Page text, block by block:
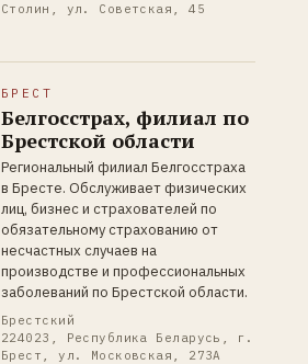
Столин, ул. Советская, 45
БРЕСТ
Белгосстрах, филиал по
Брестской области
Региональный филиал Белгосстраха
в Бресте. Обслуживает физических
лиц, бизнес и страхователей по
обязательному страхованию от
несчастных случаев на
производстве и профессиональных
заболеваний по Брестской области.
Брестский
224023, Республика Беларусь, г.
Брест, ул. Московская, 273А